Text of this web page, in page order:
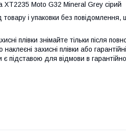
XT2235 Moto G32 Mineral Grey сірий
і упаковки без повідомлення,
плівки знімайте тільки після
захисні плівки або
підставою для відмови в